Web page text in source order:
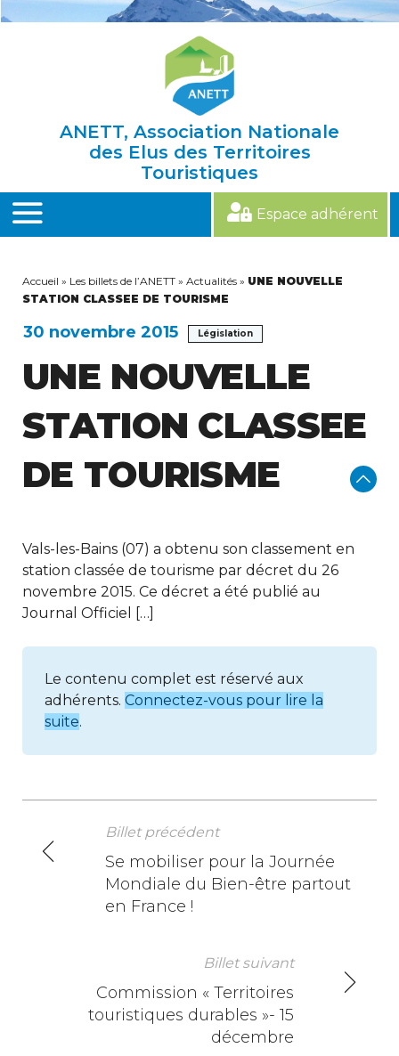
ANETT, Association Nationale
des Elus des Territoires
Touristiques
MENU
Espace adhérent
Accueil » Les billets de l’ANETT » Actualités » UNE NOUVELLE
STATION CLASSEE DE TOURISME
30 novembre 2015 Législation
UNE NOUVELLE
STATION CLASSEE
DE TOURISME
Vals-les-Bains (07) a obtenu son classement en
station classée de tourisme par décret du 26
novembre 2015. Ce décret a été publié au
Journal Officiel […]
Le contenu complet est réservé aux
adhérents. Connectez-vous pour lire la
suite.
N
Billet précédent
Se mobiliser pour la Journée
Mondiale du Bien-être partout
en France !
Billet suivant
Commission « Territoires
touristiques durables »- 15
décembre